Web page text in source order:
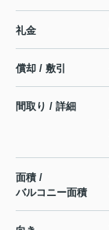
礼金
償却 / 敷引
間取り / 詳細
面積 /
バルコニー面積